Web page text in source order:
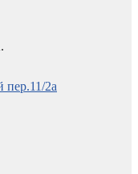
пер.11/2а